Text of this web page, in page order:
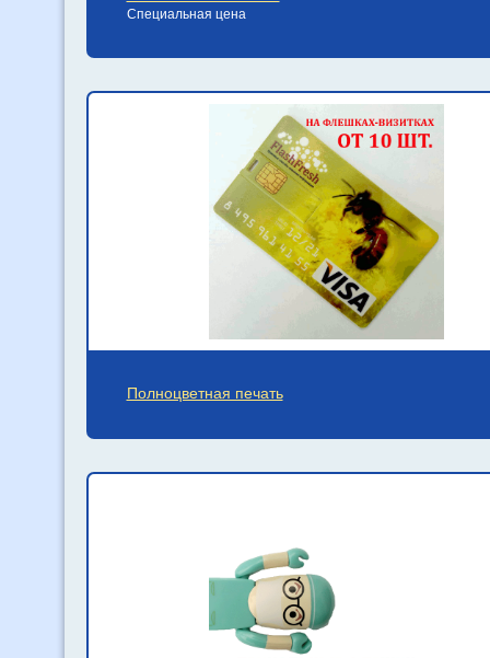
Специальная цена
Полноцветная печать